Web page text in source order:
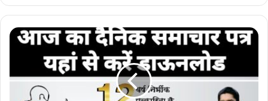
भारत
सम्मान
24/02/2024